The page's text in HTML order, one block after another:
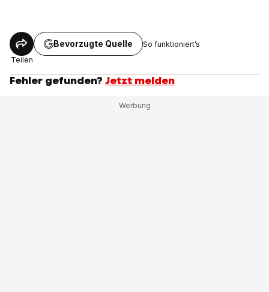
Teilen
Bevorzugte Quelle So funktioniert’s
Fehler gefunden? Jetzt melden